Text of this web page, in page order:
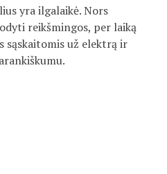
yra ilgalaikė. Nors
reikšmingos, per laiką
sąskaitomis už elektrą ir